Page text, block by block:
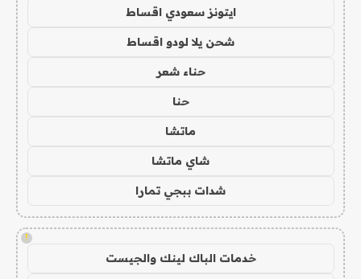
ايتونز سعودي اقساط
شحن يلا لودو اقساط
حناء شعر
حنا
ماتشا
شاي ماتشا
شدات ببجي تمارا
!
خدمات الباك لينك والجيست